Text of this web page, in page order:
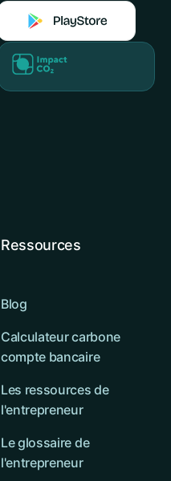
Ressources
Blog
Calculateur carbone
compte bancaire
Les ressources de
l'entrepreneur
Le glossaire de
l'entrepreneur